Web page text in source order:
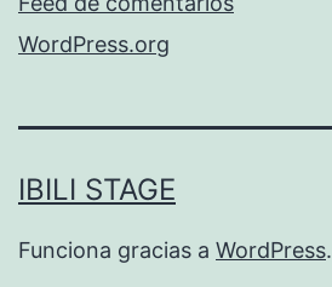
WordPress.org
IBILI STAGE
Funciona gracias a WordPress.